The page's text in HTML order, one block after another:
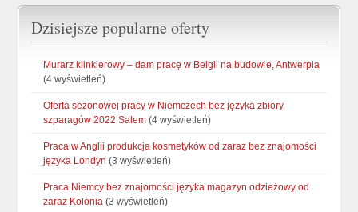
Dzisiejsze popularne oferty
Murarz klinkierowy – dam pracę w Belgii na budowie, Antwerpia
(4 wyświetleń)
Oferta sezonowej pracy w Niemczech bez języka zbiory
szparagów 2022 Salem (4 wyświetleń)
Praca w Anglii produkcja kosmetyków od zaraz bez znajomości
języka Londyn (3 wyświetleń)
Praca Niemcy bez znajomości języka magazyn odzieżowy od
zaraz Kolonia (3 wyświetleń)